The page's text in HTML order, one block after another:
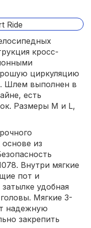
кросс-
циркуляцию
Шлем выполнен в
есть
Размеры M и L,
из
Внутри мягкие
пот и
удобная
Мягкие 3-
надежную
закрепить